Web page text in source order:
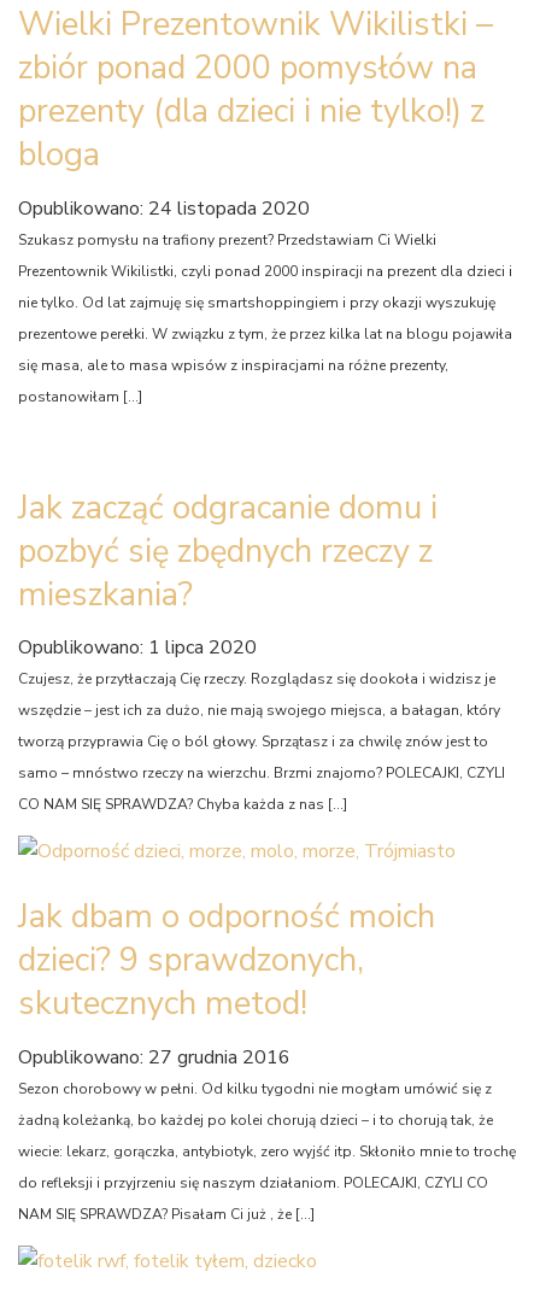
Wielki Prezentownik Wikilistki –
zbiór ponad 2000 pomysłów na
prezenty (dla dzieci i nie tylko!) z
bloga
Opublikowano: 24 listopada 2020
Szukasz pomysłu na trafiony prezent? Przedstawiam Ci Wielki
Prezentownik Wikilistki, czyli ponad 2000 inspiracji na prezent dla dzieci i
nie tylko. Od lat zajmuję się smartshoppingiem i przy okazji wyszukuję
prezentowe perełki. W związku z tym, że przez kilka lat na blogu pojawiła
się masa, ale to masa wpisów z inspiracjami na różne prezenty,
postanowiłam […]
Jak zacząć odgracanie domu i
pozbyć się zbędnych rzeczy z
mieszkania?
Opublikowano: 1 lipca 2020
Czujesz, że przytłaczają Cię rzeczy. Rozglądasz się dookoła i widzisz je
wszędzie – jest ich za dużo, nie mają swojego miejsca, a bałagan, który
tworzą przyprawia Cię o ból głowy. Sprzątasz i za chwilę znów jest to
samo – mnóstwo rzeczy na wierzchu. Brzmi znajomo? POLECAJKI, CZYLI
CO NAM SIĘ SPRAWDZA? Chyba każda z nas […]
Jak dbam o odporność moich
dzieci? 9 sprawdzonych,
skutecznych metod!
Opublikowano: 27 grudnia 2016
Sezon chorobowy w pełni. Od kilku tygodni nie mogłam umówić się z
żadną koleżanką, bo każdej po kolei chorują dzieci – i to chorują tak, że
wiecie: lekarz, gorączka, antybiotyk, zero wyjść itp. Skłoniło mnie to trochę
do refleksji i przyjrzeniu się naszym działaniom. POLECAJKI, CZYLI CO
NAM SIĘ SPRAWDZA? Pisałam Ci już , że […]